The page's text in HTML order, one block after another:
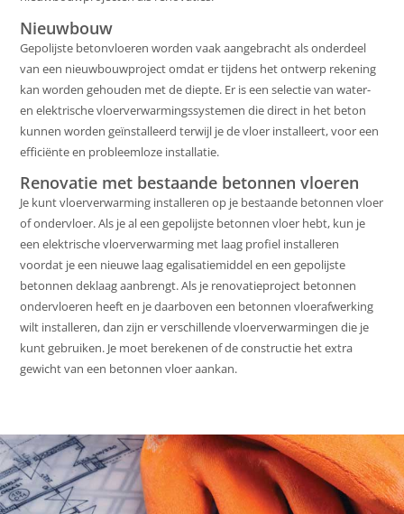
Nieuwbouw
Gepolijste betonvloeren worden vaak aangebracht als onderdeel
van een nieuwbouwproject omdat er tijdens het ontwerp rekening
kan worden gehouden met de diepte. Er is een selectie van water-
en elektrische vloerverwarmingssystemen die direct in het beton
kunnen worden geïnstalleerd terwijl je de vloer installeert, voor een
efficiënte en probleemloze installatie.
Renovatie met bestaande betonnen vloeren
Je kunt vloerverwarming installeren op je bestaande betonnen vloer
of ondervloer. Als je al een gepolijste betonnen vloer hebt, kun je
een elektrische vloerverwarming met laag profiel installeren
voordat je een nieuwe laag egalisatiemiddel en een gepolijste
betonnen deklaag aanbrengt. Als je renovatieproject betonnen
ondervloeren heeft en je daarboven een betonnen vloerafwerking
wilt installeren, dan zijn er verschillende vloerverwarmingen die je
kunt gebruiken. Je moet berekenen of de constructie het extra
gewicht van een betonnen vloer aankan.